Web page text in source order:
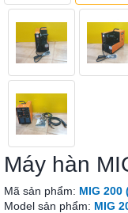
Máy hàn
Mã sản phẩm: MIG 200
Model sản phẩm: MIG